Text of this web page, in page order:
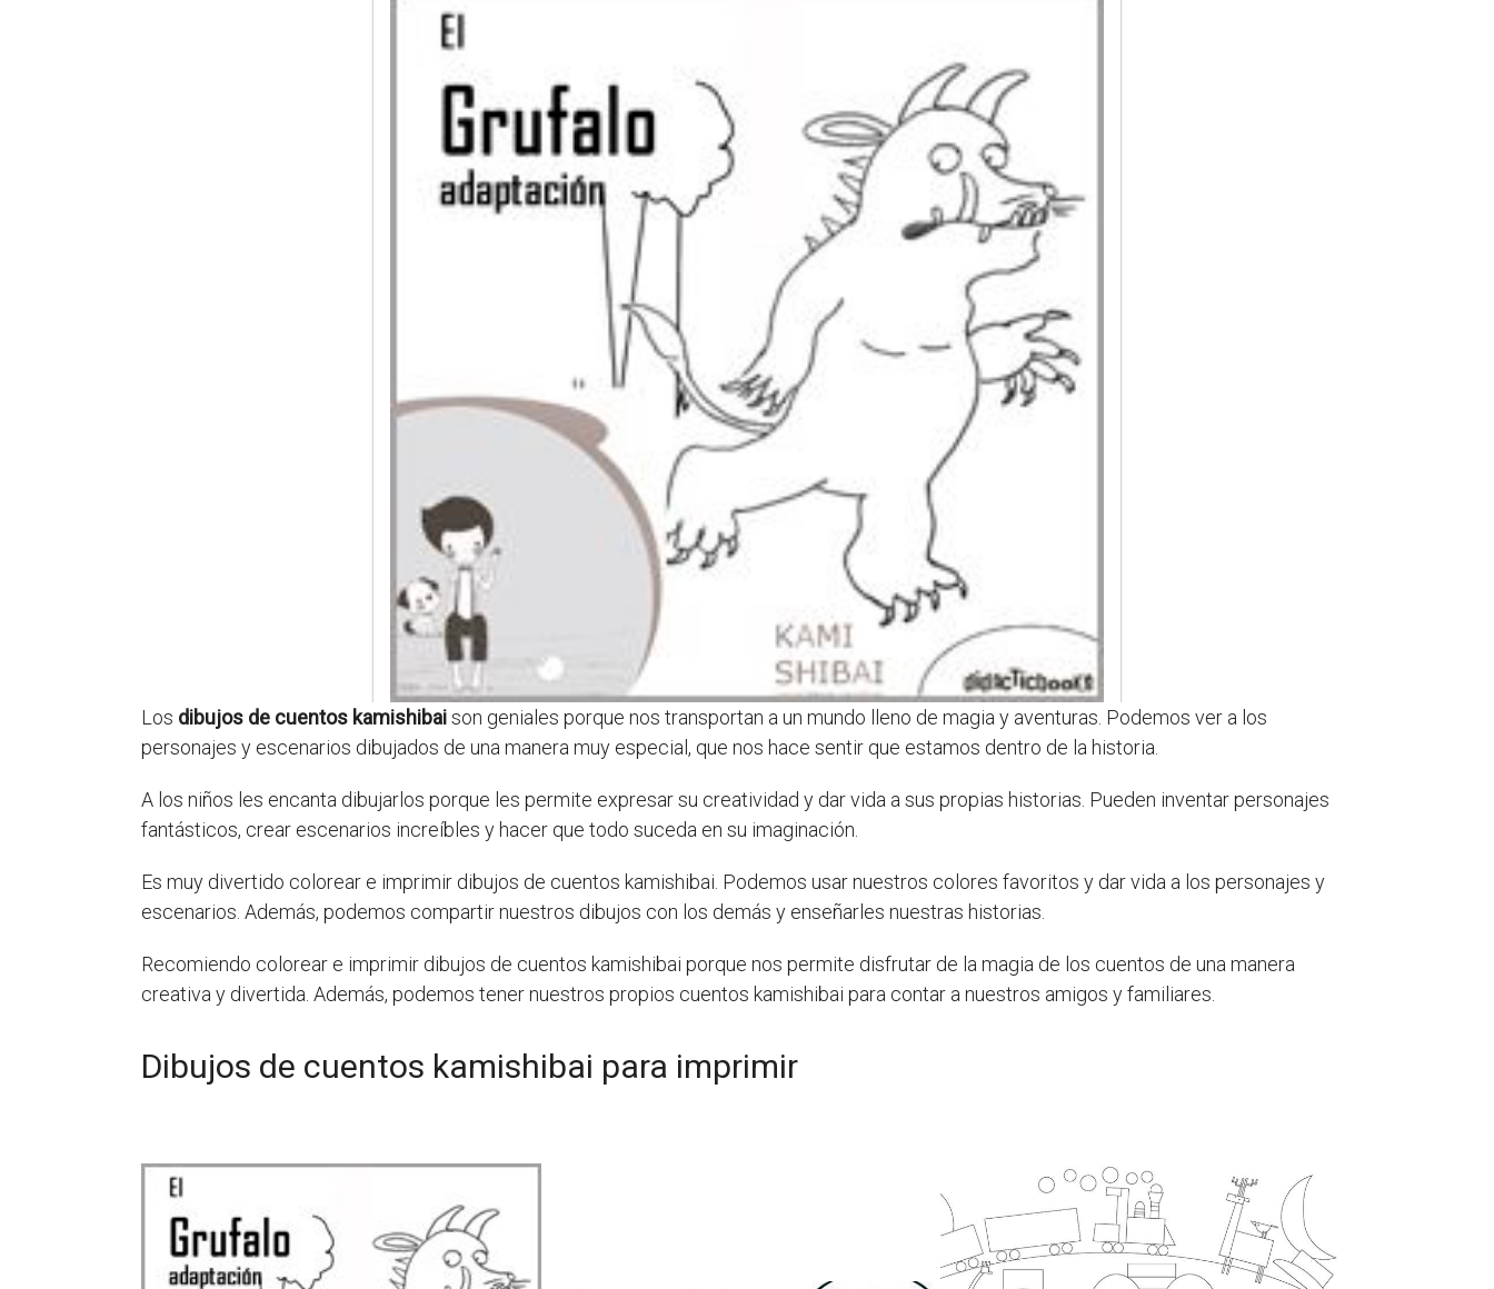
Los dibujos de cuentos kamishibaison geniales porque nos transportan a un mundo lleno de magia y aventuras. Podemos ver a los
personajes y escenarios dibujados de una manera muy especial, que nos hace sentir que estamos dentro de la historia.
A los niños les encanta dibujarlos porque les permite expresar su creatividad y dar vida a sus propias historias. Pueden inventar personajes
fantásticos, crear escenarios increíbles y hacer que todo suceda en su imaginación.
Es muy divertido colorear e imprimir dibujos de cuentos kamishibai. Podemos usar nuestros colores favoritos y dar vida a los personajes y
escenarios. Además, podemos compartir nuestros dibujos con los demás y enseñarles nuestras historias.
Recomiendo colorear e imprimir dibujos de cuentos kamishibai porque nos permite disfrutar de la magia de los cuentos de una manera
creativa y divertida. Además, podemos tener nuestros propios cuentos kamishibai para contar a nuestros amigos y familiares.
Dibujos de cuentos kamishibai para imprimir